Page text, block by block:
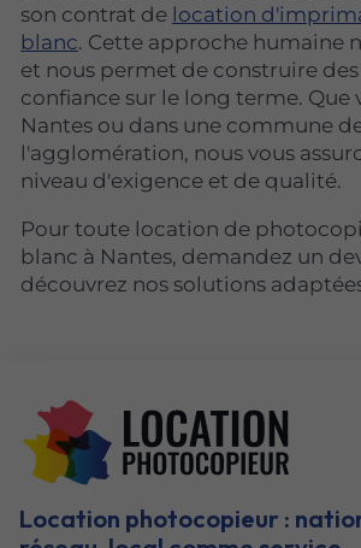
son contrat de location
blanc. Cette approche humaine
et nous permet de construire
confiance sur le long terme. Que
Nantes ou dans une commune
l'agglomération, nous vous
niveau d'exigence et de qualité.
Pour toute location de
blanc à Nantes, demandez un
découvrez nos solutions
Location photocopieur :